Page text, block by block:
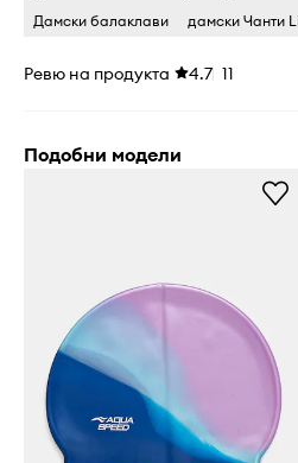
Дамски балаклави
дамски Чанти
Ревю на продукта 4.7 11
Подобни модели